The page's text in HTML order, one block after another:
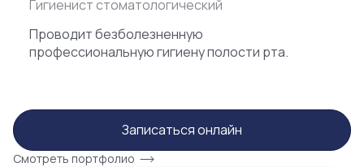
Гигиенист стоматологический
Проводит безболезненную
профессиональную гигиену полости рта.
Записаться онлайн
Смотреть портфолио